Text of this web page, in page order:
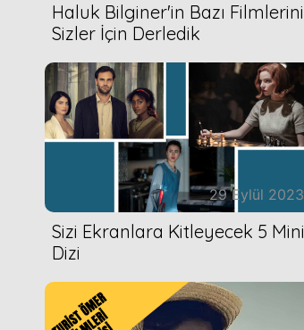
Haluk Bilginer'in Bazı Filmlerini
Sizler İçin Derledik
29 Eylül 2023
Sizi Ekranlara Kitleyecek 5 Mini
Dizi